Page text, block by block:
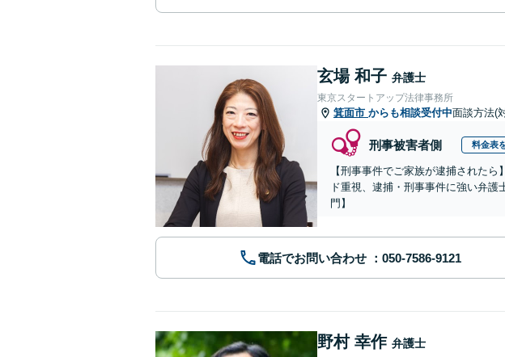
玄場 和子 弁護士
東京スタートアップ法律事務所
箕面市 からも相談受付中面談方法(
刑事被害者側 料金表
【刑事事件でご家族が逮捕された
ド重視、逮捕・刑事事件に強い弁
門】
電話でお問い合わせ
野村 幸作 弁護士